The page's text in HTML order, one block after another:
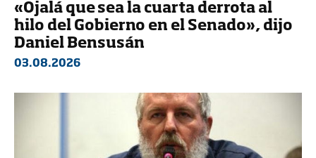
«Ojalá que sea la cuarta derrota al
hilo del Gobierno en el Senado», dijo
Daniel Bensusán
03.08.2026